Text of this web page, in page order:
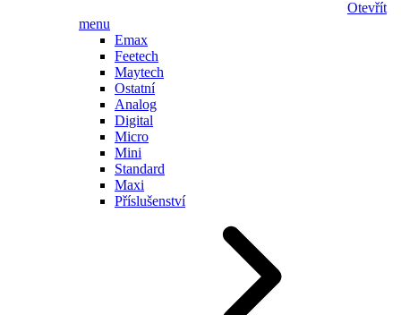
Otevřít
menu
Emax
Feetech
Maytech
Ostatní
Analog
Digital
Micro
Mini
Standard
Maxi
Příslušenství